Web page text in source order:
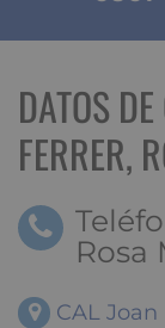
DATOS
FERRER,
Rosa
CAL